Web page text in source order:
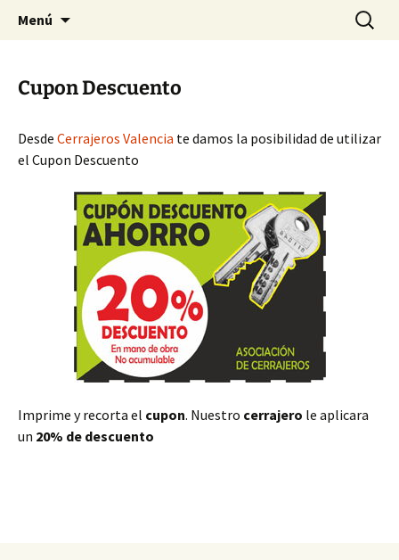
Cerrajeros Valencia – 628 360
733
Menú Buscar:
Cupon Descuento
Desde Cerrajeros Valencia te damos la posibilidad de utilizar
el Cupon Descuento
Imprime y recorta el cupon. Nuestro cerrajero le aplicara
un 20% de descuento